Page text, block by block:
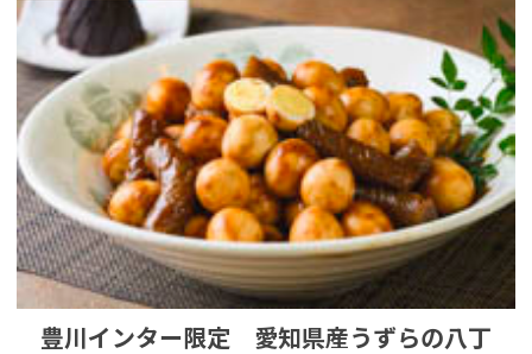
豊川インター限定 愛知県産うずらの八丁